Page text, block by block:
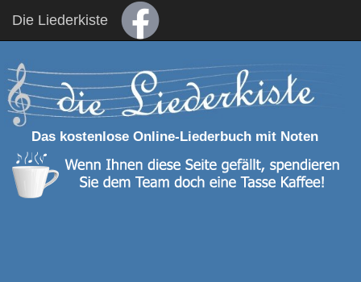
Die Liederkiste
Das kostenlose Online-Liederbuch mit Noten